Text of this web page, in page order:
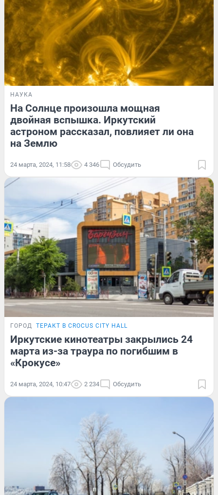
НАУКА
На Солнце произошла мощная
двойная вспышка. Иркутский
астроном рассказал, повлияет ли она
на Землю
24 марта, 2024, 11:58 4 346 Обсудить
ГОРОД ТЕРАКТ В CROCUS CITY HALL
Иркутские кинотеатры закрылись 24
марта из-за траура по погибшим в
«Крокусе»
24 марта, 2024, 10:47 2 234 Обсудить